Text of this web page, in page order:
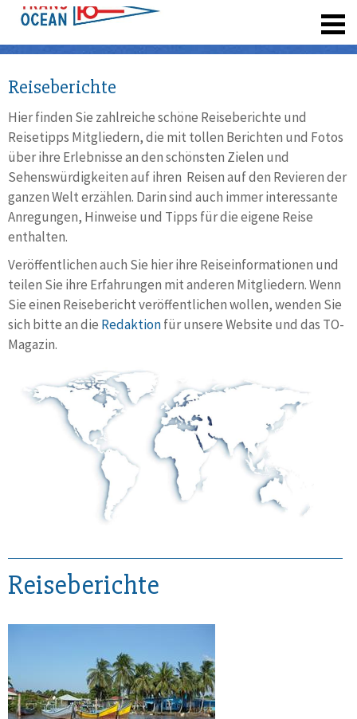
Reiseberichte
Hier finden Sie zahlreiche schöne Reiseberichte und
Reisetipps Mitgliedern, die mit tollen Berichten und Fotos
über ihre Erlebnisse an den schönsten Zielen und
Sehenswürdigkeiten auf ihren Reisen auf den Revieren der
ganzen Welt erzählen. Darin sind auch immer interessante
Anregungen, Hinweise und Tipps für die eigene Reise
enthalten.
Veröffentlichen auch Sie hier ihre Reiseinformationen und
teilen Sie ihre Erfahrungen mit anderen Mitgliedern. Wenn
Sie einen Reisebericht veröffentlichen wollen, wenden Sie
sich bitte an die Redaktionfür unsere Website und das TO-
Magazin.
Reiseberichte